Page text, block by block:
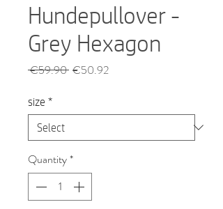
Hundepullover -
Grey Hexagon
€59.90 Regular
€50.92Sale
size *
Quantity*